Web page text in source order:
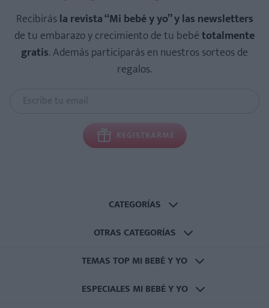
Recibirásla revista “Mi bebé y yo” y las newsletters
de tu embarazo y crecimiento de tu bebétotalmente
gratis. Además participarás en nuestros sorteos de
regalos.
REGISTRARME
CATEGORÍAS
OTRAS CATEGORÍAS
TEMAS TOP MI BEBÉ Y YO
ESPECIALES MI BEBÉ Y YO